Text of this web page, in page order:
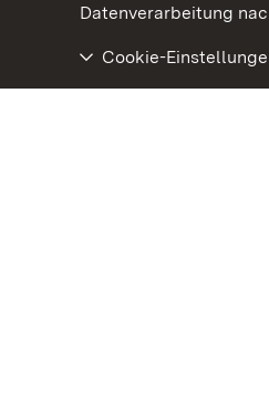
Datenverarbeitung
Cookie-